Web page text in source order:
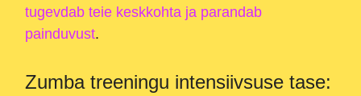
tugevdab teie keskkohta ja parandab
painduvust.
Zumba treeningu intensiivsuse tase: